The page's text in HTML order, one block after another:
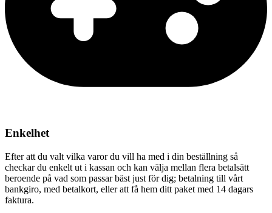
Enkelhet
Efter att du valt vilka varor du vill ha med i din beställning så
checkar du enkelt ut i kassan och kan välja mellan flera betalsätt
beroende på vad som passar bäst just för dig; betalning till vårt
bankgiro, med betalkort, eller att få hem ditt paket med 14 dagars
faktura.